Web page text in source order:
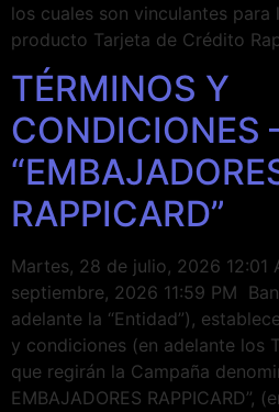
los cuales son vinculantes para
producto Tarjeta de Crédito
TÉRMINOS Y
CONDICIONES
RAPPICARD”
Martes, 28 de julio, 2026
septiembre, 2026 11:59 PM
adelante la “Entidad”),
y condiciones (en adelante los
que regirán la Campaña
EMBAJADORES RAPPICARD”,